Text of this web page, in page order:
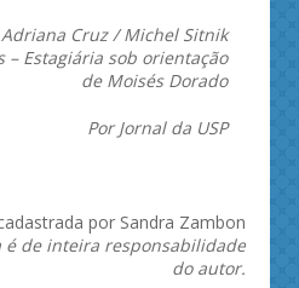
Adriana Cruz / Michel Sitnik
– Estagiária sob orientação
de Moisés Dorado
Por Jornal da USP
por Sandra Zambon
é de inteira responsabilidade
do autor.